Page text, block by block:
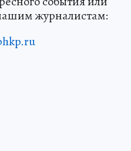
журналистам: